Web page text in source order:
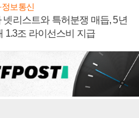
정보통신
넷리스트와 특허분쟁 매듭, 5년
1.3조 라이선스비 지급